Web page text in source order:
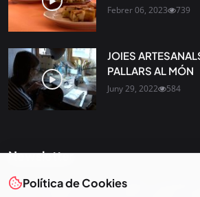
Febrer 06, 2023 739
JOIES
PALLARS AL MÓN
Juny 29, 2022 584
Newsletter
Tota l’actualitat, seleccionada i enviada
Política de Cookies